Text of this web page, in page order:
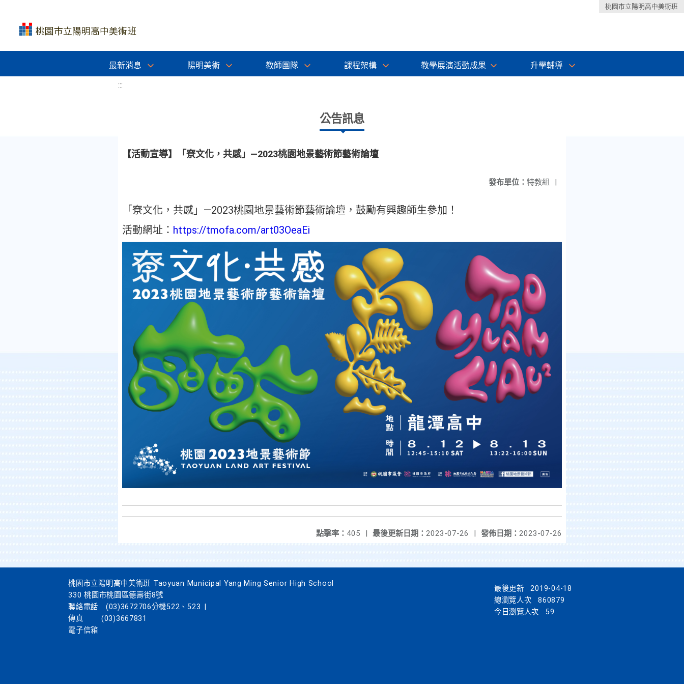
桃園市立陽明高中美術班
最新消息 陽明美術 教師團隊 課程架構 教學展演活動成果 升學輔導
:::
公告訊息
【活動宣導】「尞文化，共感」—2023桃園地景藝術節藝術論壇
發布單位： 特教組 |
「尞文化，共感」—2023桃園地景藝術節藝術論壇，鼓勵有興趣師生參加！
活動網址： https://tmofa.com/art03OeaEi
發佈日期： 2023-07-26
最後更新日期： 2023-07-26 |
點擊率： 405 |
桃園市立陽明高中美術班 Taoyuan Municipal Yang Ming Senior High School
330 桃園市桃園區德壽街8號
聯絡電話
(03)3672706分機522、523
傳真
(03)3667831
電子信箱
最後更新
2019-04-18
總瀏覽人次
860879
今日瀏覽人次
59